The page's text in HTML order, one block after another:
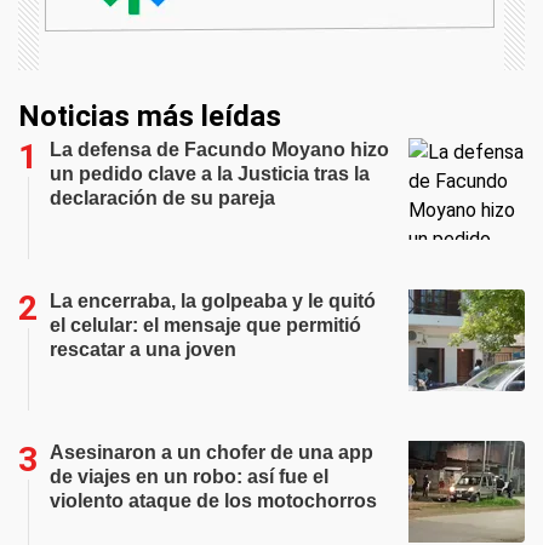
Noticias más leídas
La defensa de Facundo Moyano hizo
un pedido clave a la Justicia tras la
declaración de su pareja
La encerraba, la golpeaba y le quitó
el celular: el mensaje que permitió
rescatar a una joven
Asesinaron a un chofer de una app
de viajes en un robo: así fue el
violento ataque de los motochorros